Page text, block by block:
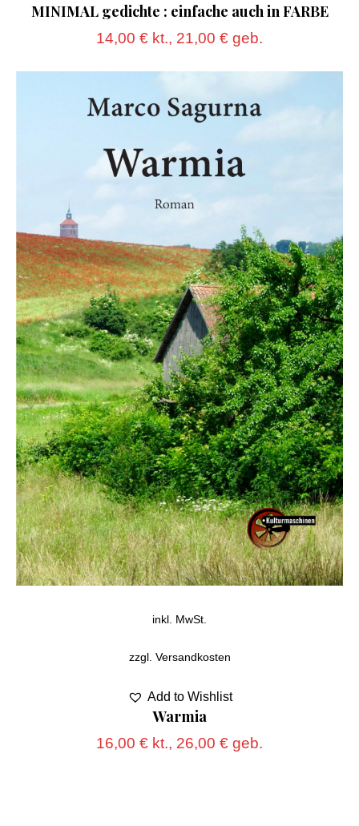
MINIMAL gedichte : einfache auch in FARBE
14,00 € kt., 21,00 € geb.
Warmia
16,00 € kt., 26,00 € geb.
inkl. MwSt.
zzgl. Versandkosten
Add to Wishlist